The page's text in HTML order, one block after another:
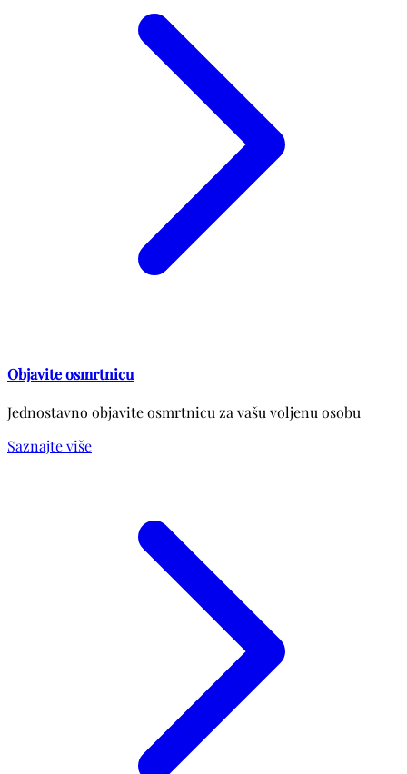
Objavite osmrtnicu
Jednostavno objavite osmrtnicu za vašu voljenu osobu
Saznajte više